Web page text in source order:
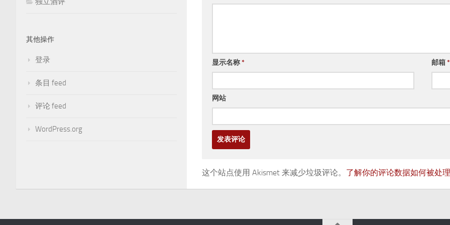
显示名称* 邮箱*
网站
这个站点使用 Akismet 来减少垃圾评论。 了解你的评论数据如何被处理
其他操作
登录
条目 feed
评论 feed
WordPress.org